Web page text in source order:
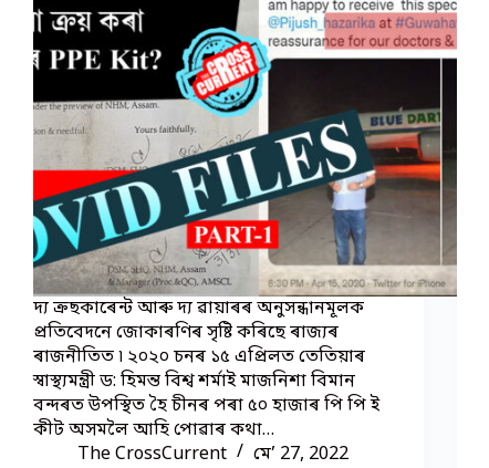
দ্য ক্ৰছকাৰেন্ট আৰু দ্য ৱায়াৰৰ অনুসন্ধানমূলক
প্ৰতিবেদনে জোকাৰণিৰ সৃষ্টি কৰিছে ৰাজ্যৰ
ৰাজনীতিত ৷ ২০২০ চনৰ ১৫ এপ্ৰিলত তেতিয়াৰ
স্বাস্থ্যমন্ত্ৰী ড: হিমন্ত বিশ্ব শৰ্মাই মাজনিশা বিমান
বন্দৰত উপস্থিত হৈ চীনৰ পৰা ৫০ হাজাৰ পি পি ই
কীট অসমলৈ আহি পোৱাৰ কথা…
The CrossCurrent
মে’ 27, 2022